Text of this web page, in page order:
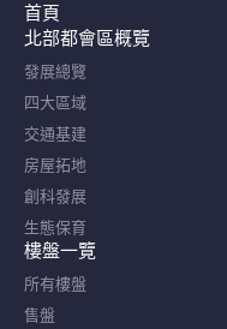
首頁
北部都會區概覽​
發展總覽
四大區域
交通基建
房屋拓地
創科發展
生態保育
樓盤一覽
所有樓盤
售盤